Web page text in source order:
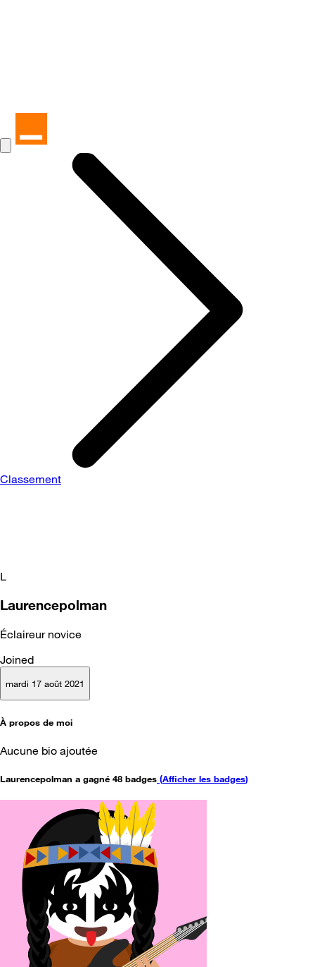
Classement
L
Laurencepolman
Éclaireur novice
Joined
mardi 17 août 2021
À propos de moi
Aucune bio ajoutée
Laurencepolman a gagné 48 badges (Afficher les badges)